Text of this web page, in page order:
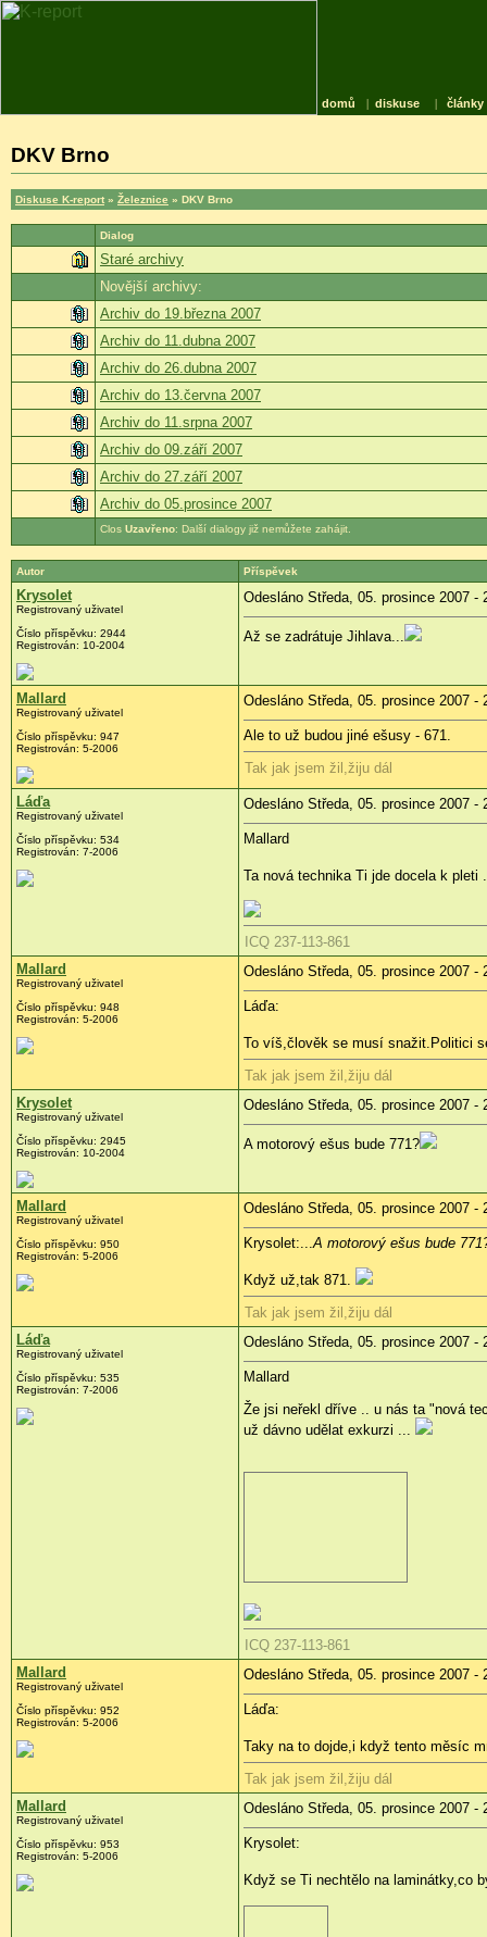
domů | diskuse | články
DKV Brno
Diskuse K-report » Železnice » DKV Brno
Dialog
Staré archivy
Novější archivy:
Archiv do 19.března 2007
Archiv do 11.dubna 2007
Archiv do 26.dubna 2007
Archiv do 13.června 2007
Archiv do 11.srpna 2007
Archiv do 09.září 2007
Archiv do 27.září 2007
Archiv do 05.prosince 2007
Uzavřeno: Další dialogy již nemůžete zahájit.
Autor Příspěvek
Krysolet
Registrovaný uživatel
Číslo příspěvku: 2944
Registrován: 10-2004
Odesláno Středa, 05. prosince 2007 -
Až se zadrátuje Jihlava...
Mallard
Registrovaný uživatel
Číslo příspěvku: 947
Registrován: 5-2006
Odesláno Středa, 05. prosince 2007 -
Ale to už budou jiné ešusy - 671.
Tak jak jsem žil,žiju dál
Láďa
Registrovaný uživatel
Číslo příspěvku: 534
Registrován: 7-2006
Odesláno Středa, 05. prosince 2007 -
Mallard
Ta nová technika Ti jde docela k pleti
ICQ 237-113-861
Mallard
Registrovaný uživatel
Číslo příspěvku: 948
Registrován: 5-2006
Odesláno Středa, 05. prosince 2007 -
Láďa:
To víš,člověk se musí snažit.Politici
Tak jak jsem žil,žiju dál
Krysolet
Registrovaný uživatel
Číslo příspěvku: 2945
Registrován: 10-2004
Odesláno Středa, 05. prosince 2007 -
A motorový ešus bude 771?
Mallard
Registrovaný uživatel
Číslo příspěvku: 950
Registrován: 5-2006
Odesláno Středa, 05. prosince 2007 -
Krysolet:...A motorový ešus bude
Když už,tak 871.
Tak jak jsem žil,žiju dál
Láďa
Registrovaný uživatel
Číslo příspěvku: 535
Registrován: 7-2006
Odesláno Středa, 05. prosince 2007 -
Mallard
Že jsi neřekl dříve .. u nás ta "nová
už dávno udělat exkurzi ...
ICQ 237-113-861
Mallard
Registrovaný uživatel
Číslo příspěvku: 952
Registrován: 5-2006
Odesláno Středa, 05. prosince 2007 -
Láďa:
Taky na to dojde,i když tento měsíc
Tak jak jsem žil,žiju dál
Mallard
Registrovaný uživatel
Číslo příspěvku: 953
Registrován: 5-2006
Odesláno Středa, 05. prosince 2007 -
Krysolet:
Když se Ti nechtělo na laminátky,co